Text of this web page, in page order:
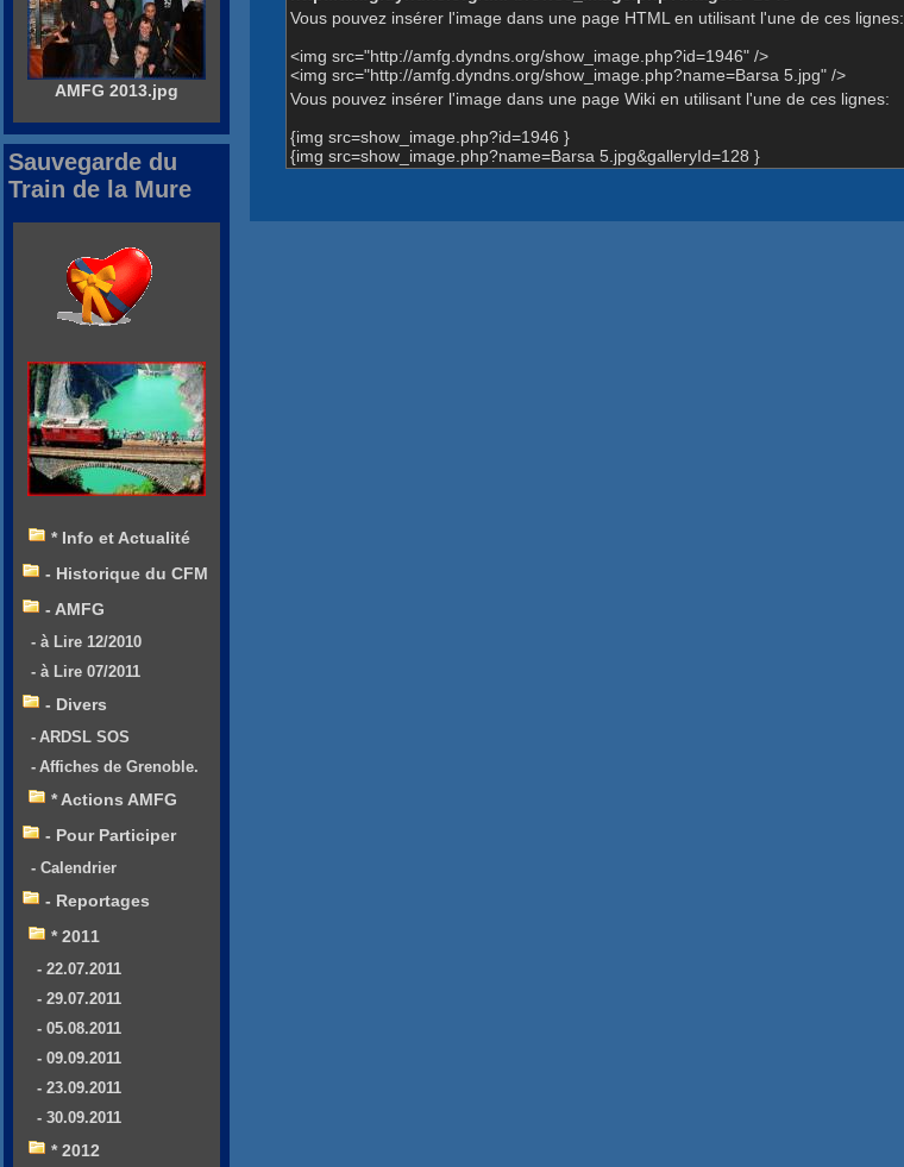
Vous pouvez insérer l'image dans une page HTML en utilisant l'une de ces lignes:
<img src="http://amfg.dyndns.org/show_image.php?id=1946" />
<img src="http://amfg.dyndns.org/show_image.php?name=Barsa 5.jpg" />
Vous pouvez insérer l'image dans une page Wiki en utilisant l'une de ces lignes:
{img src=show_image.php?id=1946 }
{img src=show_image.php?name=Barsa 5.jpg&galleryId=128 }
AMFG 2013.jpg
Sauvegarde du
Train de la Mure
* Info et Actualité
- Historique du CFM
- AMFG
- à Lire 12/2010
- à Lire 07/2011
- Divers
- ARDSL SOS
- Affiches de Grenoble.
* Actions AMFG
- Pour Participer
- Calendrier
- Reportages
* 2011
- 22.07.2011
- 29.07.2011
- 05.08.2011
- 09.09.2011
- 23.09.2011
- 30.09.2011
* 2012